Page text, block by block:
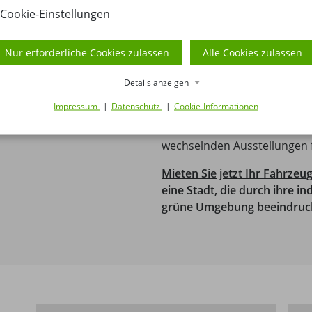
Lassen Sie sich von den
um die Stadt verzaubern,
Momenten in der Natur
Besuchen Sie auch das
wechselnden Ausstellungen
Mieten Sie jetzt Ihr
eine Stadt, die durch ihre
grüne Umgebung
Einstellungen
Nur erforderliche Cookies zulassen Alle Cookies zulassen
Details anzeigen
Impressum
Datenschutz Cookie-Informationen